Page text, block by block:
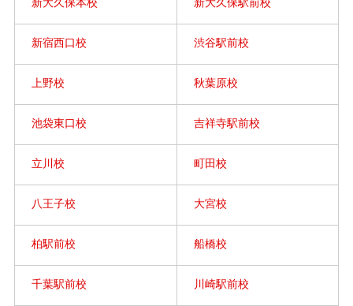
新大久保本校 新大久保駅前校
新宿西口校 渋谷駅前校
上野校 秋葉原校
池袋東口校 吉祥寺駅前校
立川校 町田校
八王子校 大宮校
柏駅前校 船橋校
千葉駅前校 川崎駅前校